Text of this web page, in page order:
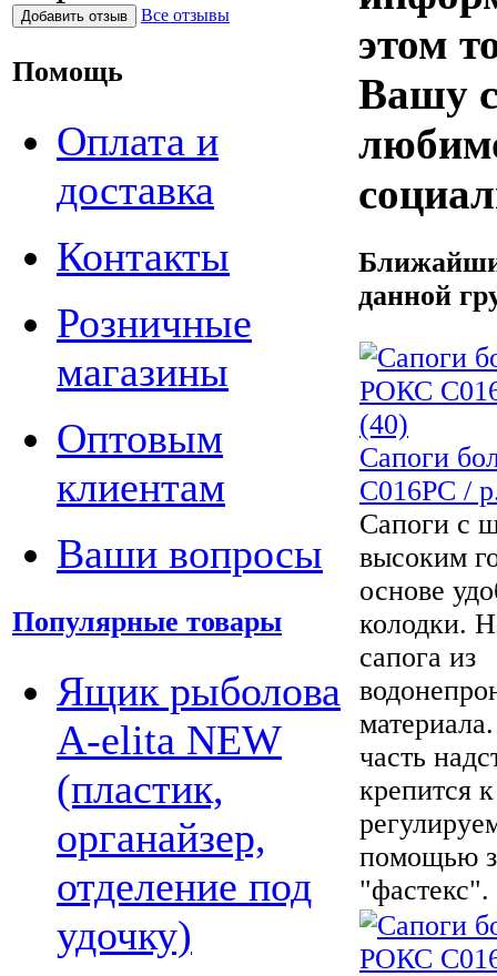
Все отзывы
Помощь
Оплата и
доставка
Контакты
Розничные
магазины
Оптовым
клиентам
Ваши вопросы
Популярные товары
Ящик рыболова
A-elita NEW
(пластик,
органайзер,
отделение под
удочку)
этом
Вашу
данной
Сапоги
С016РС /
Сапоги с
высоким
основе
колодки.
сапога из
часть
крепится
помощью
"фастекс".